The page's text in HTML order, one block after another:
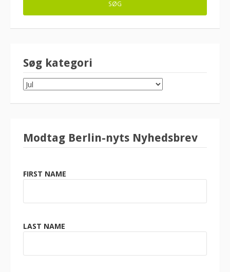
Søg kategori
SØG
KATEGORI
Modtag Berlin-nyts Nyhedsbrev
FIRST NAME
LAST NAME